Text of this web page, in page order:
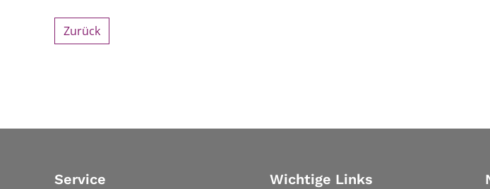
Zurück
Service Wichtige Links